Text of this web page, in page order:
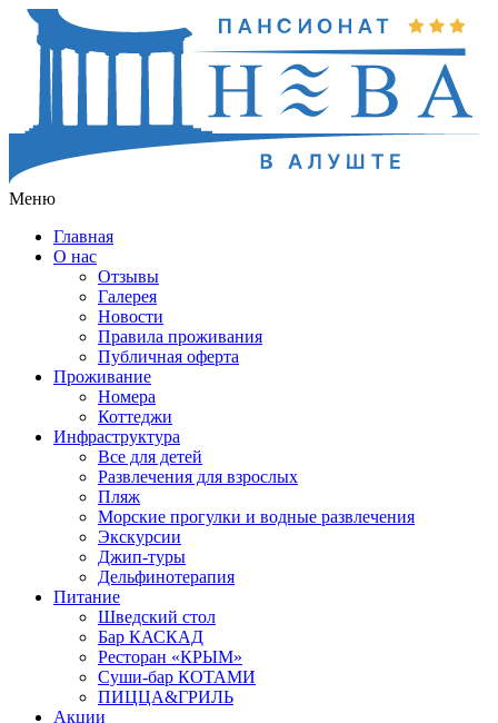
Меню
Главная
О нас
Отзывы
Галерея
Новости
Правила проживания
Публичная оферта
Проживание
Номера
Коттеджи
Инфраструктура
Все для детей
Развлечения для взрослых
Пляж
Морские прогулки и водные развлечения
Экскурсии
Джип-туры
Дельфинотерапия
Питание
Шведский стол
Бар КАСКАД
Ресторан «КРЫМ»
Суши-бар КОТАМИ
ПИЦЦА&ГРИЛЬ
Акции